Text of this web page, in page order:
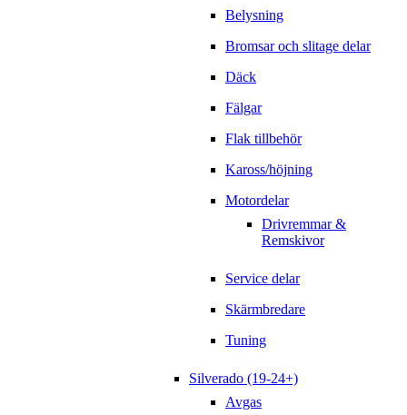
Belysning
Bromsar och slitage delar
Däck
Fälgar
Flak tillbehör
Kaross/höjning
Motordelar
Drivremmar &
Remskivor
Service delar
Skärmbredare
Tuning
Silverado (19-24+)
Avgas